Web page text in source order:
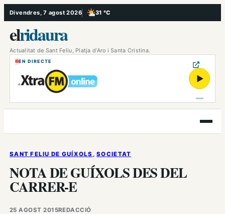
Vés
al
contingut
Divendres, 7 agost 2026 31 °C
, Poc ennuvolat
elridaura
Actualitat de Sant Feliu, Platja d’Aro i Santa Cristina.
EN DIRECTE
▶
Obre
el
SANT FELIU DE GUÍXOLS , SOCIETAT
NOTA DE GUÍXOLS DES DEL
CARRER-E
25 AGOST 2015REDACCIÓ